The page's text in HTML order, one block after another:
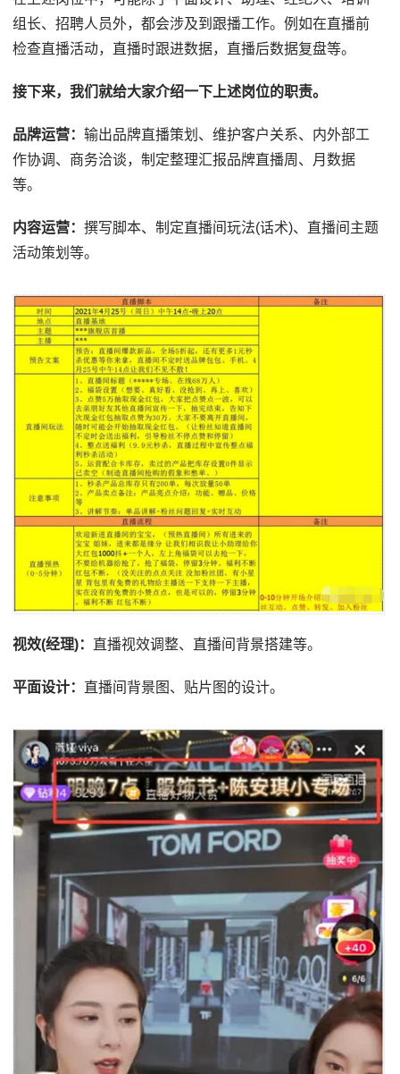
组长、招聘人员外，都会涉及到跟播工作。例如在直播前
检查直播活动，直播时跟进数据，直播后数据复盘等。
接下来，我们就给大家介绍一下上述岗位的职责。
品牌运营：输出品牌直播策划、维护客户关系、内外部工
作协调、商务洽谈，制定整理汇报品牌直播周、月数据
等。
内容运营：撰写脚本、制定直播间玩法(话术)、直播间主题
活动策划等。
视效(经理)： 直播视效调整、直播间背景搭建等。
平面设计： 直播间背景图、贴片图的设计。